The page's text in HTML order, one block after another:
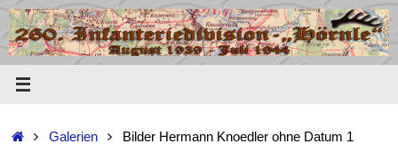
Zum
Inhalt
springen
StartGalerien Bilder Hermann Knoedler ohne Datum 1